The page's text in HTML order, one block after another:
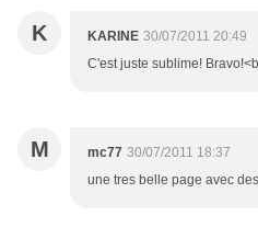
K KARINE 30/07/2011 20:49
C'est juste sublime!
M mc77 30/07/2011 18:37
une tres belle page avec